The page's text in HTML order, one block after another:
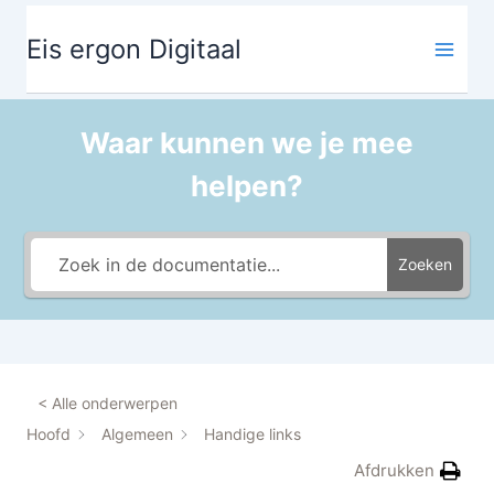
inhoud
naar
inhoud
Eis ergon Digitaal
Waar kunnen we je mee
helpen?
Zoeken
< Alle onderwerpen
Hoofd
Algemeen Handige links
Afdrukken